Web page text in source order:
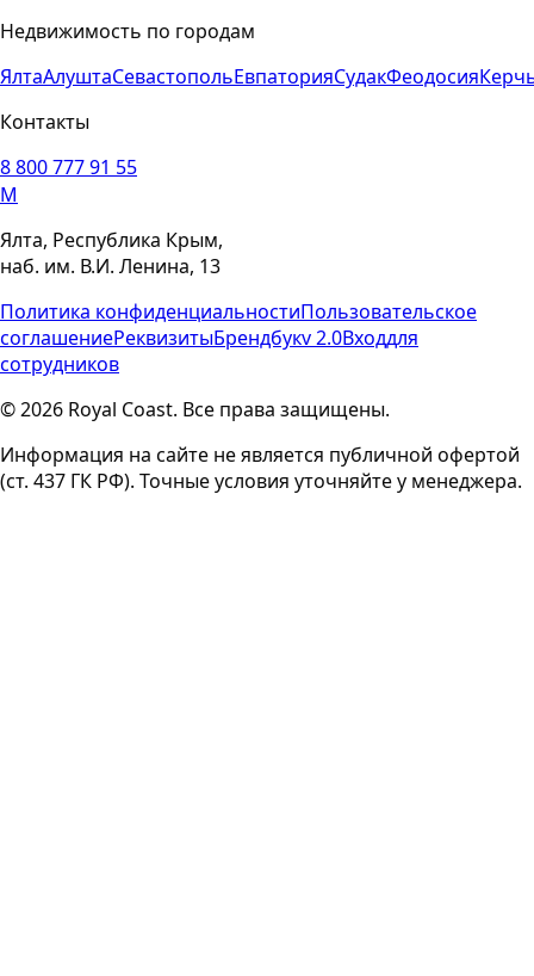
Недвижимость по городам
ЯлтаАлуштаСевастопольЕвпаторияСудакФеодосия
Контакты
8 800 777 91 55
M
Ялта, Республика Крым,
наб. им. В.И. Ленина, 13
Политика конфиденциальностиПользовательское
соглашениеРеквизитыБрендбукv 2.0Входдля
сотрудников
© 2026 Royal Coast. Все права защищены.
Информация на сайте не является публичной офертой
(ст. 437 ГК РФ). Точные условия уточняйте у менеджера.